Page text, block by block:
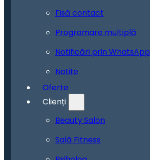
Fisă contact
Programare multiplă
Notificări prin WhatsApp
Notițe
Oferte
Clienți
Beauty Salon
Sală Fitness